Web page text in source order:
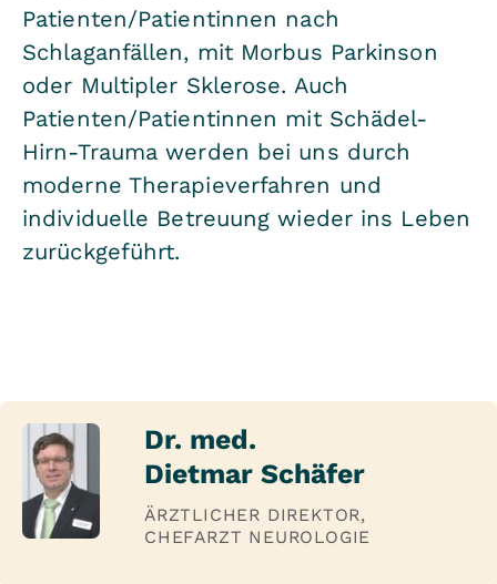
Patienten/Patientinnen nach
Schlaganfällen, mit Morbus Parkinson
oder Multipler Sklerose. Auch
Patienten/Patientinnen mit Schädel-
Hirn-Trauma werden bei uns durch
moderne Therapieverfahren und
individuelle Betreuung wieder ins Leben
zurückgeführt.
Dr. med.
Dietmar Schäfer
ÄRZTLICHER DIREKTOR,
CHEFARZT NEUROLOGIE